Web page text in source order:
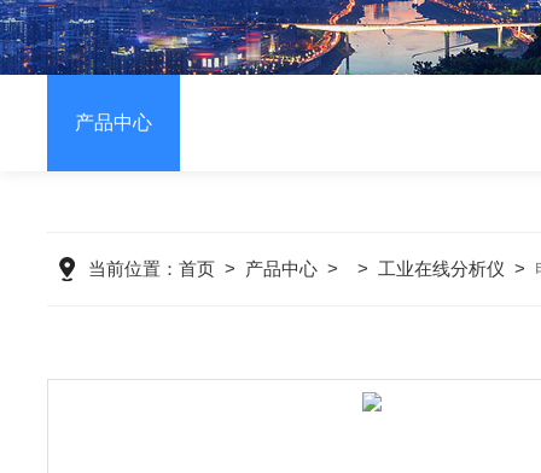
产品中心
当前位置： 首页 > 产品中心 > > 工业在线分析仪 >